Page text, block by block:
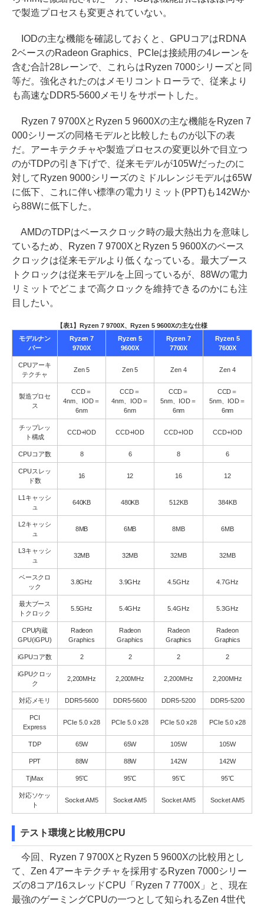
で製造プロセスも変更されていない。
IODの主な機能を確認しておくと、GPUコアはRDNA
2ベースのRadeon Graphics、PCIeは接続用の4レーンを
含む合計28レーンで、これらはRyzen 7000シリーズと同
等だ。強化されたのはメモリコントローラで、従来より
も高速なDDR5-5600メモリをサポートした。
Ryzen 7 9700XとRyzen 5 9600Xの主な機能をRyzen 7
000シリーズの同格モデルと比較したものが以下の表
だ。アーキテクチャや製造プロセスの変更以外で目立つ
のがTDPの引き下げで、従来モデルが105Wだったのに
対してRyzen 9000シリーズのミドルレンジモデルは65W
に低下、これに伴い標準の電力リミット(PPT)も142Wか
ら88Wに低下した。
AMDのTDPはベースクロック時の最大熱出力を意味し
ているため、Ryzen 7 9700XとRyzen 5 9600Xのベース
クロックは従来モデルより低くなっている。最大ブース
トクロックは従来モデルを上回っているが、88Wの電力
リミットでどこまで高クロックを維持できるのかにも注
目したい。
【表1】Ryzen 7 9700X、Ryzen 5 9600Xの主な仕様
モデルナン
バー
Ryzen 7
9700X
Ryzen 5
9600X
Ryzen 7
7700X
Ryzen 5
7600X
CPUアーキ
テクチャ
Zen 5 Zen 5 Zen 4 Zen 4
製造プロセ
ス
CCD＝
4nm、IOD＝
6nm
CCD＝
4nm、IOD＝
6nm
CCD＝
5nm、IOD＝
6nm
CCD＝
5nm、IOD＝
6nm
チップレッ
ト構成
CCD+IOD CCD+IOD CCD+IOD CCD+IOD
CPUコア数 8 6 8 6
CPUスレッ
ド数
16 12 16 12
L1キャッシ
ュ
640KB 480KB 512KB 384KB
L2キャッシ
ュ
8MB 6MB 8MB 6MB
L3キャッシ
ュ
32MB 32MB 32MB 32MB
ベースクロ
ック
3.8GHz 3.9GHz 4.5GHz 4.7GHz
最大ブース
トクロック
5.5GHz 5.4GHz 5.4GHz 5.3GHz
CPU内蔵
GPU(iGPU)
Radeon
Graphics
Radeon
Graphics
Radeon
Graphics
Radeon
Graphics
iGPUコア数 2 2 2 2
iGPUクロッ
ク
2,200MHz 2,200MHz 2,200MHz 2,200MHz
対応メモリ DDR5-5600 DDR5-5600 DDR5-5200 DDR5-5200
PCI
Express
PCIe 5.0 x28 PCIe 5.0 x28 PCIe 5.0 x28 PCIe 5.0 x28
TDP 65W 65W 105W 105W
PPT 88W 88W 142W 142W
TjMax 95℃ 95℃ 95℃ 95℃
対応ソケッ
ト
Socket AM5 Socket AM5 Socket AM5 Socket AM5
テスト環境と比較用CPU
今回、Ryzen 7 9700XとRyzen 5 9600Xの比較用とし
て、Zen 4アーキテクチャを採用するRyzen 7000シリー
ズの8コア/16スレッドCPU「Ryzen 7 7700X」と、現在
最強のゲーミングCPUの一つとして知られるZen 4世代